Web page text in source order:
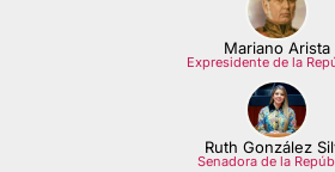
Mariano Arista
Expresidente de la
Ruth González
Senadora de la